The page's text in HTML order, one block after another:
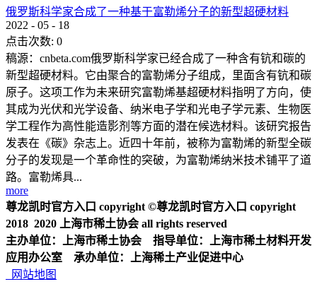
俄罗斯科学家合成了一种基于富勒烯分子的新型超硬材料
2022 - 05 - 18
点击次数: 0
稿源：cnbeta.com俄罗斯科学家已经合成了一种含有钪和碳的
新型超硬材料。它由聚合的富勒烯分子组成，里面含有钪和碳
原子。这项工作为未来研究富勒烯基超硬材料指明了方向，使
其成为光伏和光学设备、纳米电子学和光电子学元素、生物医
学工程作为高性能造影剂等方面的潜在候选材料。该研究报告
发表在《碳》杂志上。近四十年前，被称为富勒烯的新型全碳
分子的发现是一个革命性的突破，为富勒烯纳米技术铺平了道
路。富勒烯具...
more
尊龙凯时官方入口 copyright ©尊龙凯时官方入口 copyright
2018 2020 上海市稀土协会 all rights reserved
主办单位：上海市稀土协会 指导单位：上海市稀土材料开发
应用办公室 承办单位：上海稀土产业促进中心
网站地图